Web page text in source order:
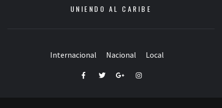
UNIENDO AL CARIBE
Internacional Nacional Local
FacebookTwitterGoogle+Instagram